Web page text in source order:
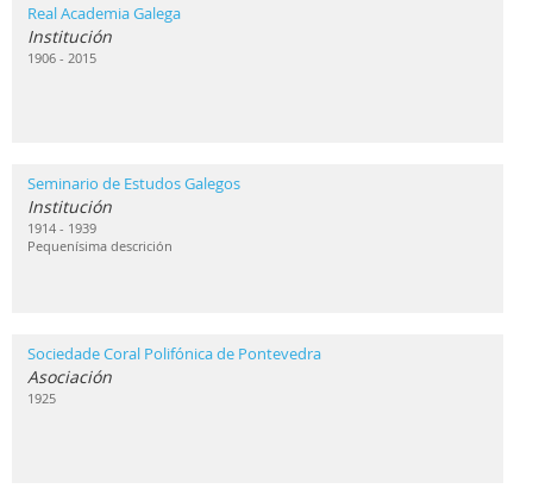
Real Academia Galega
Institución
1906 - 2015
Seminario de Estudos Galegos
Institución
1914 - 1939
Pequenísima descrición
Sociedade Coral Polifónica de Pontevedra
Asociación
1925